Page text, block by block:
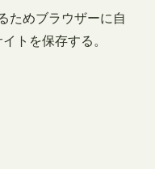
ためブラウザーに自
トを保存する。